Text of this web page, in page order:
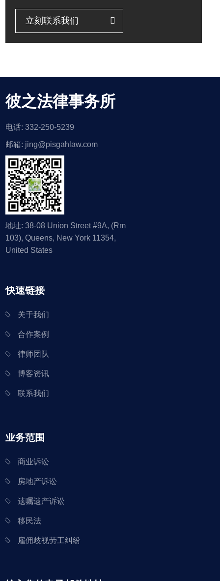
立刻联系我们
彼之法律事务所
电话: 332-250-5239
邮箱: jing@pisgahlaw.com
地址: 38-08 Union Street #9A, (Rm
103), Queens, New York 11354,
United States
快速链接
关于我们
合作案例
律师团队
博客资讯
联系我们
业务范围
商业诉讼
房地产诉讼
遗嘱遗产诉讼
移民法
雇佣歧视劳工纠纷